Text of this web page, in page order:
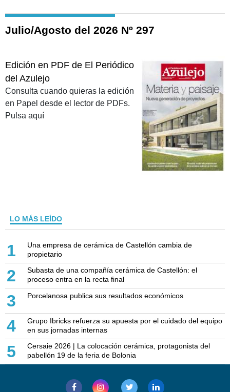
Julio/Agosto del 2026 Nº 297
Edición en PDF de El Periódico
del Azulejo
Consulta cuando quieras la edición
en Papel desde el lector de PDFs.
Pulsa aquí
LO MÁS LEÍDO
1
Una empresa de cerámica de Castellón cambia de
propietario
2
Subasta de una compañía cerámica de Castellón: el
proceso entra en la recta final
3 Porcelanosa publica sus resultados económicos
4
Grupo Ibricks refuerza su apuesta por el cuidado del equipo
en sus jornadas internas
5
Cersaie 2026 | La colocación cerámica, protagonista del
pabellón 19 de la feria de Bolonia